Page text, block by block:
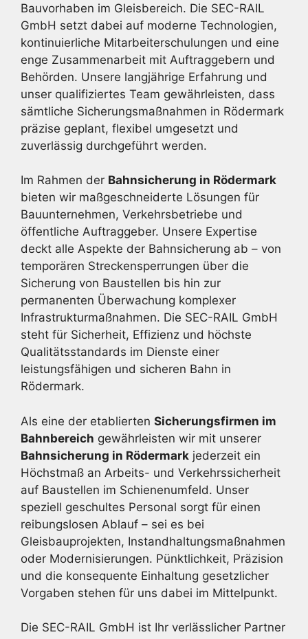
Bauvorhaben im Gleisbereich. Die SEC-RAIL
GmbH setzt dabei auf moderne Technologien,
kontinuierliche Mitarbeiterschulungen und eine
enge Zusammenarbeit mit Auftraggebern und
Behörden. Unsere langjährige Erfahrung und
unser qualifiziertes Team gewährleisten, dass
sämtliche Sicherungsmaßnahmen in Rödermark
präzise geplant, flexibel umgesetzt und
zuverlässig durchgeführt werden.
Im Rahmen der Bahnsicherung in Rödermark
bieten wir maßgeschneiderte Lösungen für
Bauunternehmen, Verkehrsbetriebe und
öffentliche Auftraggeber. Unsere Expertise
deckt alle Aspekte der Bahnsicherung ab – von
temporären Streckensperrungen über die
Sicherung von Baustellen bis hin zur
permanenten Überwachung komplexer
Infrastrukturmaßnahmen. Die SEC-RAIL GmbH
steht für Sicherheit, Effizienz und höchste
Qualitätsstandards im Dienste einer
leistungsfähigen und sicheren Bahn in
Rödermark.
Als eine der etablierten Sicherungsfirmen im
Bahnbereich gewährleisten wir mit unserer
Bahnsicherung in Rödermark jederzeit ein
Höchstmaß an Arbeits- und Verkehrssicherheit
auf Baustellen im Schienenumfeld. Unser
speziell geschultes Personal sorgt für einen
reibungslosen Ablauf – sei es bei
Gleisbauprojekten, Instandhaltungsmaßnahmen
oder Modernisierungen. Pünktlichkeit, Präzision
und die konsequente Einhaltung gesetzlicher
Vorgaben stehen für uns dabei im Mittelpunkt.
Die SEC-RAIL GmbH ist Ihr verlässlicher Partner